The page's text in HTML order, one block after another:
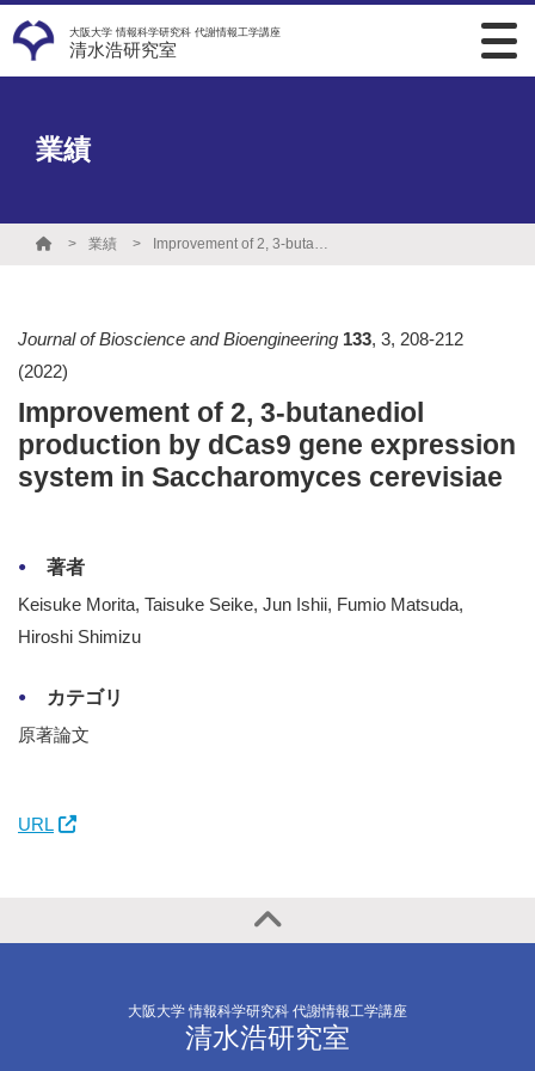
大阪大学 情報科学研究科 代謝情報工学講座
清水浩研究室
業績
業績 Improvement of 2, 3-butanediol production by dCas9 gene expression system in Saccharomyces cerevisiae
Journal of Bioscience and Bioengineering 133, 3, 208-212
(2022)
Improvement of 2, 3-butanediol
production by dCas9 gene expression
system in Saccharomyces cerevisiae
著者
Keisuke Morita, Taisuke Seike, Jun Ishii, Fumio Matsuda,
Hiroshi Shimizu
カテゴリ
原著論文
URL
大阪大学 情報科学研究科 代謝情報工学講座
清水浩研究室